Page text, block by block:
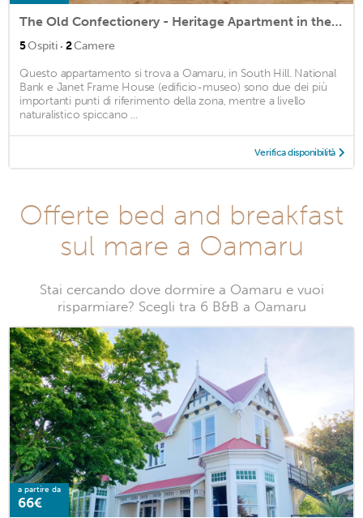
The Old Confectionery - Heritage Apartment in the Old Precinct
5Ospiti · 2Camere
Questo appartamento si trova a Oamaru, in South Hill. National
Bank e Janet Frame House (edificio-museo) sono due dei più
importanti punti di riferimento della zona, mentre a livello
naturalistico spiccano ...
Verifica disponibilità
Offerte bed and breakfast
sul mare a Oamaru
Stai cercando dove dormire a Oamaru e vuoi
risparmiare? Scegli tra 6 B&B a Oamaru
a partire da
66€